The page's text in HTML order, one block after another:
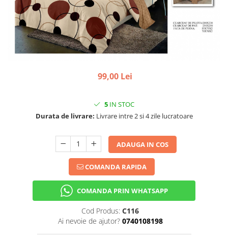
99,00 Lei
5 IN STOC
Durata de livrare: Livrare intre 2 si 4 zile lucratoare
ADAUGA IN COS
COMANDA RAPIDA
COMANDA PRIN WHATSAPP
Cod Produs: C116
Ai nevoie de ajutor? 0740108198